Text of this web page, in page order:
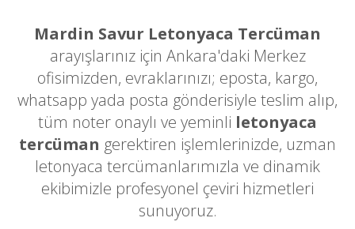
Mardin Savur Letonyaca Tercüman
arayışlarınız için Ankara'daki Merkez
ofisimizden, evraklarınızı; eposta, kargo,
whatsapp yada posta gönderisiyle teslim alıp,
tüm noter onaylı ve yeminli letonyaca
tercüman gerektiren işlemlerinizde, uzman
letonyaca tercümanlarımızla ve dinamik
ekibimizle profesyonel çeviri hizmetleri
sunuyoruz.